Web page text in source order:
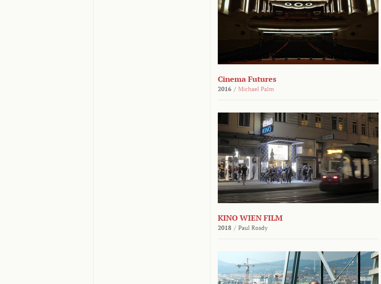
Cinema Futures
2016 / Michael Palm
KINO WIEN FILM
2018 / Paul Rosdy